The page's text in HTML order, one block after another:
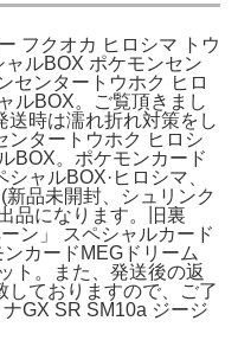
フクオカ ヒロシマ トウ
ルBOX ポケモンセン
センタートウホク ヒロ
ルBOX。ご覧頂きまし
送時は濡れ折れ対策をし
ンタートウホク ヒロシ
BOX。ポケモンカード
ャルBOX·ヒロシマ、
品未開封、シュリンク
品になります。旧裏
ン」 スペシャルカード
カードMEGドリーム
ト。また、発送後の返
しておりますので、ご了
GX SR SM10a ジージ